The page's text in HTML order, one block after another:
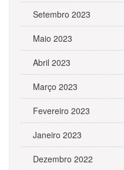
Setembro 2023
Maio 2023
Abril 2023
Março 2023
Fevereiro 2023
Janeiro 2023
Dezembro 2022